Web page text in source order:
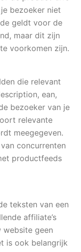
bezoeker niet
geldt voor de
maar dit zijn
voorkomen zijn.
die relevant
ean,
bezoeker van je
relevante
meegegeven.
concurrenten
productfeeds
teksten van een
affiliate’s
geen
is ook belangrijk